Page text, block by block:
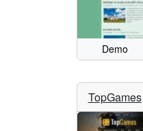
Demo
TopGames